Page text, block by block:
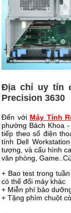
Địa chỉ uy tín
Precision 3630
Đến với Máy Tính
phường Bách Khoa
tiếp theo số điện
tính Dell
tượng, và cấu hình
văn phòng,
+ Bao test trong
có thể đổi máy khác
+ Miễn phí bảo
+ Tặng phím chuột